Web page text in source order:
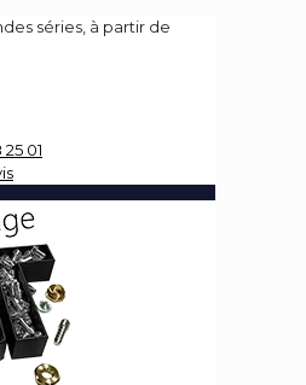
séries, à partir de
01